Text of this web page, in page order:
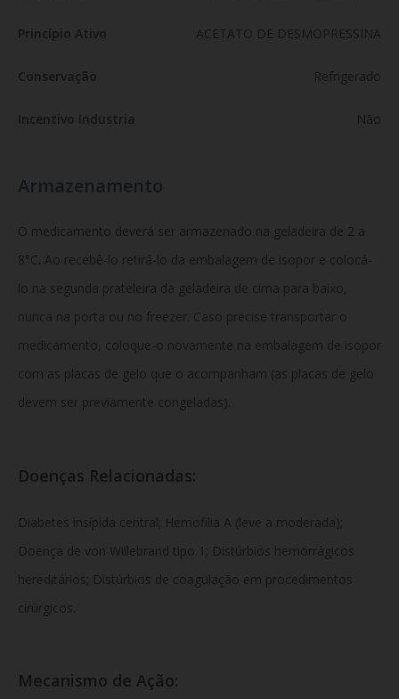
Princípio Ativo ACETATO DE DESMOPRESSINA
Conservação Refrigerado
Incentivo Industria Não
Armazenamento
O medicamento deverá ser armazenado na geladeira de 2 a
8°C. Ao recebê-lo retirá-lo da embalagem de isopor e colocá-
lo na segunda prateleira da geladeira de cima para baixo,
nunca na porta ou no freezer. Caso precise transportar o
medicamento, coloque-o novamente na embalagem de isopor
com as placas de gelo que o acompanham (as placas de gelo
devem ser previamente congeladas).
Doenças Relacionadas:
Diabetes insípida central; Hemofilia A (leve a moderada);
Doença de von Willebrand tipo 1; Distúrbios hemorrágicos
hereditários; Distúrbios de coagulação em procedimentos
cirúrgicos.
Mecanismo de Ação: